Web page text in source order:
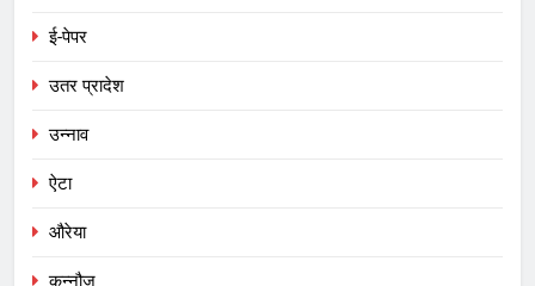
ई-पेपर
उतर प्रादेश
उन्नाव
ऐटा
औरेया
कन्नौज